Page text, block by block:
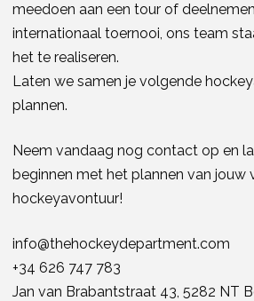
meedoen aan een tour of
internationaal toernooi, ons team
het te realiseren.
Laten we samen je volgende
plannen.
Neem vandaag nog contact op en
beginnen met het plannen van jouw
hockeyavontuur!
info@thehockeydepartment.com
+34 626 747 783
Jan van Brabantstraat 43, 5282 NT